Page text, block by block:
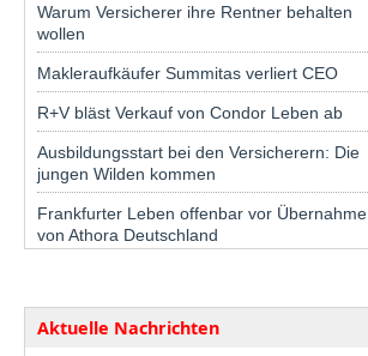
Warum Versicherer ihre Rentner behalten
wollen
Makleraufkäufer Summitas verliert CEO
R+V bläst Verkauf von Condor Leben ab
Ausbildungsstart bei den Versicherern: Die
jungen Wilden kommen
Frankfurter Leben offenbar vor Übernahme
von Athora Deutschland
Aktuelle Nachrichten